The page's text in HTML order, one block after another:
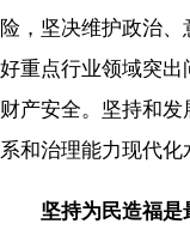
险，坚决维护政治
好重点行业领域突
财产安全。坚持和
系和治理能力现代化
坚持为民造福是